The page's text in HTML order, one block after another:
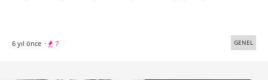
6 yıl önce · 7 GENEL